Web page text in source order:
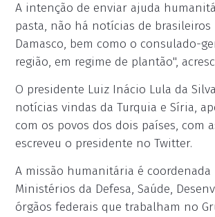
A intenção de enviar ajuda
pasta, não há notícias de
Damasco, bem como o consulado-
região, em regime de plantão",
O presidente Luiz Inácio Lula da
notícias vindas da Turquia e Síria,
com os povos dos dois países, com
escreveu o presidente no Twitter.
A missão humanitária é
Ministérios da Defesa, Saúde,
órgãos federais que trabalham no